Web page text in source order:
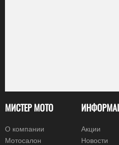
МИСТЕР МОТО
О компании
Мотосалон
Акции
Новости